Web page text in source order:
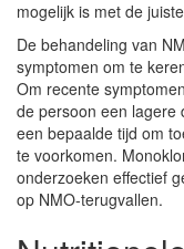
mogelijk is met de
De behandeling van
symptomen om te
Om recente
de persoon een lagere
een bepaalde tijd om
te voorkomen.
onderzoeken effectief
op NMO-terugvallen.